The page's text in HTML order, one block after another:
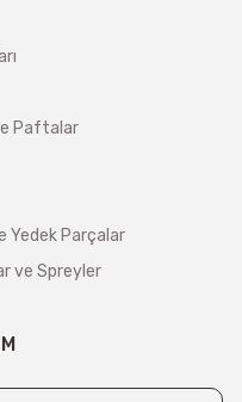
Paftalar
Yedek Parçalar
ve Spreyler